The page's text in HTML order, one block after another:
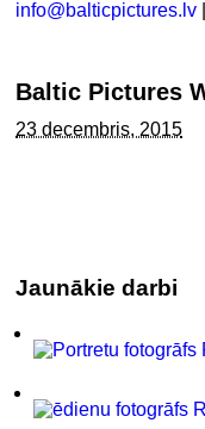
info@balticpictures.lv
Baltic Pictures
23 decembris, 2015
Jaunākie darbi